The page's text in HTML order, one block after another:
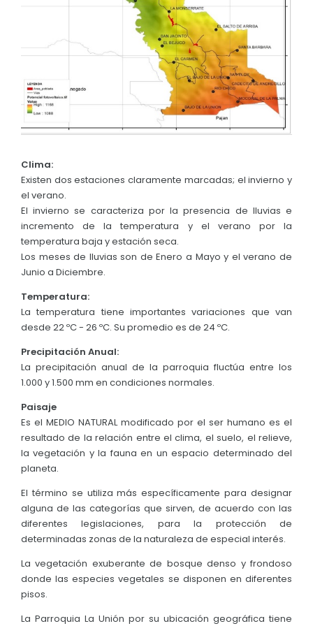
GESTIÓN ADMINISTRATIVA
Plan de desarrollo y Ordenamiento Territorial -
Plan Anual Contratación - PAC
Plan Operativo Anual - POA
Cédulas presupuestarias y balances
Procesos de contratación
Ejecución Presupuestaria
Obras y proyectos
Clima:
Existen dos estaciones claramente marcadas; el invierno y
el verano.
El invierno se caracteriza por la presencia de lluvias e
incremento de la temperatura y el verano por la
temperatura baja y estación seca.
Los meses de lluvias son de Enero a Mayo y el verano de
Junio a Diciembre.
Temperatura:
La temperatura tiene importantes variaciones que van
desde 22 ºC - 26 ºC. Su promedio es de 24 ºC.
Precipitación Anual:
La precipitación anual de la parroquia fluctúa entre los
1.000 y 1.500 mm en condiciones normales.
Paisaje
Es el MEDIO NATURAL modificado por el ser humano es el
resultado de la relación entre el clima, el suelo, el relieve,
la vegetación y la fauna en un espacio determinado del
planeta.
El término se utiliza más específicamente para designar
alguna de las categorías que sirven, de acuerdo con las
diferentes legislaciones, para la protección de
determinadas zonas de la naturaleza de especial interés.
La vegetación exuberante de bosque denso y frondoso
donde las especies vegetales se disponen en diferentes
pisos.
La Parroquia La Unión por su ubicación geográfica tiene